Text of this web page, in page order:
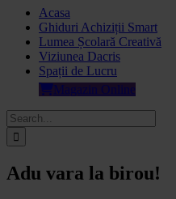
Acasa
Ghiduri Achiziții Smart
Lumea Școlară Creativă
Viziunea Dacris
Spații de Lucru
Magazin Online
Search
for:
Adu vara la birou!